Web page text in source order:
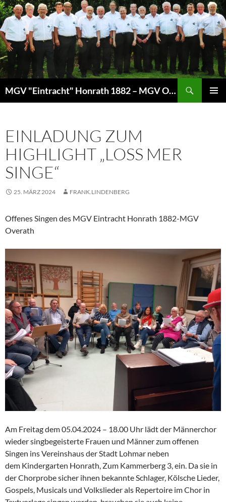
Zum
Inhalt
springen
MGV "Eintracht" Honrath 1882 – MGV Overath
EINLADUNG ZUM
HIGHLIGHT „LOSS MER
SINGE“
25. MÄRZ 2024 FRANK.LINDENBERG
Offenes Singen des MGV Eintracht Honrath 1882-MGV
Overath
Am Freitag dem 05.04.2024 – 18.00 Uhr lädt der Männerchor
wieder singbegeisterte Frauen und Männer zum offenen
Singen ins Vereinshaus der Stadt Lohmar neben
dem Kindergarten Honrath, Zum Kammerberg 3, ein. Da sie in
der Chorprobe sicher ihnen bekannte Schlager, Kölsche Lieder,
Gospels, Musicals und Volkslieder als Repertoire im Chor in